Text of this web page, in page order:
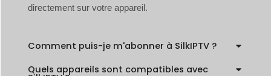
directement sur votre appareil.
Comment puis-je m'abonner à SilkIPTV ?
Quels appareils sont compatibles avec